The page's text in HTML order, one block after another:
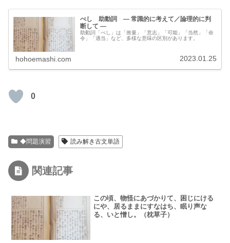
べし 助動詞 ― 常識的に考えて／論理的に判
断して ―
助動詞「べし」は「推量」「意志」「可能」「当然」「命
令」「適当」など、多様な意味の区別があります。
hohoemashi.com 2023.01.25
0
◆問題演習 読み解き古文単語
関連記事
この頃、物怪にあづかりて、困じにける
にや、居るままにすなはち、眠り声な
る、いと憎し。（枕草子）